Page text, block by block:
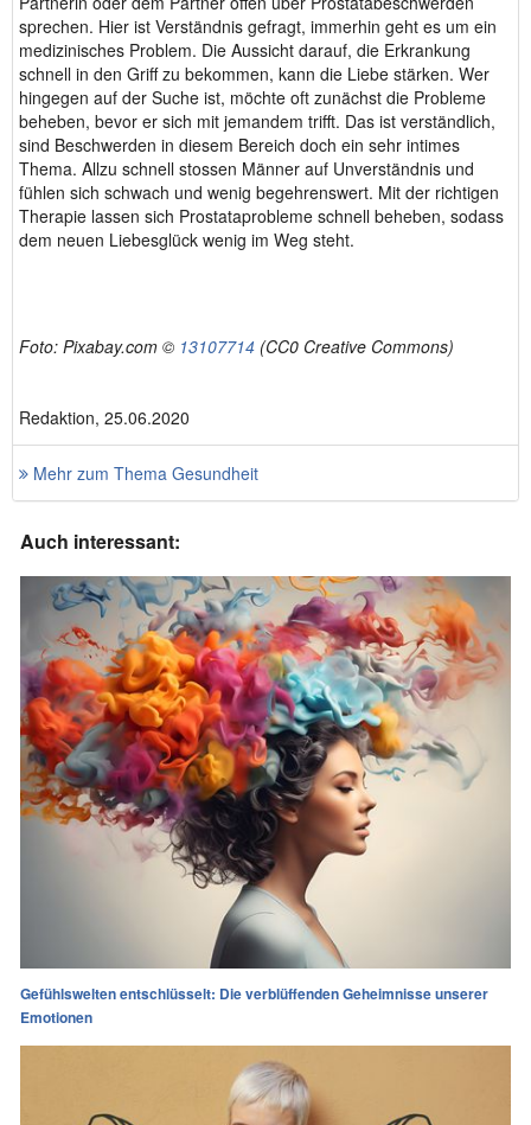
sprechen. Hier ist Verständnis gefragt, immerhin geht es um ein
medizinisches Problem. Die Aussicht darauf, die Erkrankung
schnell in den Griff zu bekommen, kann die Liebe stärken. Wer
hingegen auf der Suche ist, möchte oft zunächst die Probleme
beheben, bevor er sich mit jemandem trifft. Das ist verständlich,
sind Beschwerden in diesem Bereich doch ein sehr intimes
Thema. Allzu schnell stossen Männer auf Unverständnis und
fühlen sich schwach und wenig begehrenswert. Mit der richtigen
Therapie lassen sich Prostataprobleme schnell beheben, sodass
dem neuen Liebesglück wenig im Weg steht.
Foto: Pixabay.com © 13107714 (CC0 Creative Commons)
Redaktion, 25.06.2020
Mehr zum Thema Gesundheit
Auch interessant:
Gefühlswelten entschlüsselt: Die verblüffenden Geheimnisse unserer
Emotionen